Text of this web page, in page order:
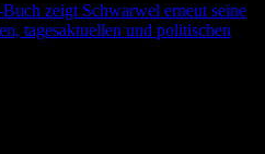
zeigt Schwarwel erneut seine
tagesaktuellen und politischen